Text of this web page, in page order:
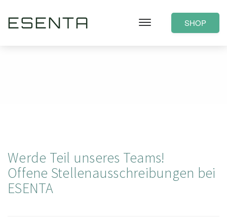
ESENTA SHOP
Werde Teil unseres Teams!
Offene Stellenausschreibungen bei
ESENTA